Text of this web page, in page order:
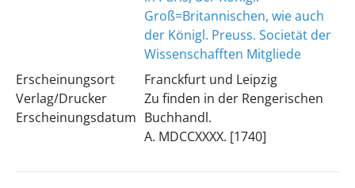
Groß=Britannischen, wie auch
der Königl. Preuss. Societät der
Wissenschafften Mitgliede
Erscheinungsort
Verlag/Drucker
Erscheinungsdatum
Franckfurt und Leipzig
Zu finden in der Rengerischen
Buchhandl.
A. MDCCXXXX. [1740]